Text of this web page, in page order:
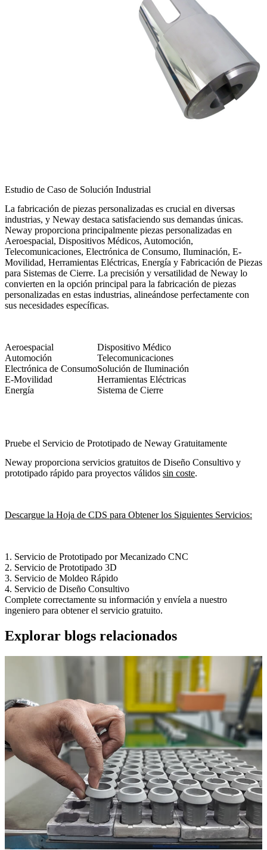
Estudio de Caso de Solución Industrial
La fabricación de piezas personalizadas es crucial en diversas
industrias, y Neway destaca satisfaciendo sus demandas únicas.
Neway proporciona principalmente piezas personalizadas en
Aeroespacial, Dispositivos Médicos, Automoción,
Telecomunicaciones, Electrónica de Consumo, Iluminación, E-
Movilidad, Herramientas Eléctricas, Energía y Fabricación de Piezas
para Sistemas de Cierre. La precisión y versatilidad de Neway lo
convierten en la opción principal para la fabricación de piezas
personalizadas en estas industrias, alineándose perfectamente con
sus necesidades específicas.
Aeroespacial
Dispositivo Médico
Automoción
Telecomunicaciones
Electrónica de ConsumoSolución de Iluminación
E-Movilidad
Herramientas Eléctricas
Energía
Sistema de Cierre
Pruebe el Servicio de Prototipado de Neway Gratuitamente
Neway proporciona servicios gratuitos de Diseño Consultivo y
prototipado rápido para proyectos válidos sin coste.
Descargue la Hoja de CDS para Obtener los Siguientes Servicios:
1. Servicio de Prototipado por Mecanizado CNC
2. Servicio de Prototipado 3D
3. Servicio de Moldeo Rápido
4. Servicio de Diseño Consultivo
Complete correctamente su información y envíela a nuestro
ingeniero para obtener el servicio gratuito.
Explorar blogs relacionados